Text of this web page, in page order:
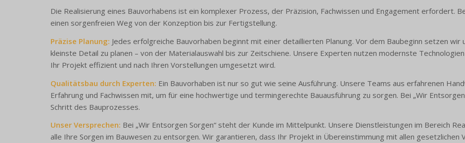
Die Realisierung eines Bauvorhabens ist ein komplexer Prozess, der Präzision, Fachwissen und Engagement erfordert.
einen sorgenfreien Weg von der Konzeption bis zur Fertigstellung.
Präzise Planung: Jedes erfolgreiche Bauvorhaben beginnt mit einer detaillierten Planung. Vor dem Baubeginn setzen wir
kleinste Detail zu planen – von der Materialauswahl bis zur Zeitschiene. Unsere Experten nutzen modernste
Ihr Projekt effizient und nach Ihren Vorstellungen umgesetzt wird.
Qualitätsbau durch Experten: Ein Bauvorhaben ist nur so gut wie seine Ausführung. Unsere Teams aus erfahrenen
Erfahrung und Fachwissen mit, um für eine hochwertige und termingerechte Bauausführung zu sorgen. Bei „Wir
Schritt des Bauprozesses.
Unser Versprechen: Bei „Wir Entsorgen Sorgen“ steht der Kunde im Mittelpunkt. Unsere Dienstleistungen im Bereich
alle Ihre Sorgen im Bauwesen zu entsorgen. Wir garantieren, dass Ihr Projekt in Übereinstimmung mit allen gesetzlichen